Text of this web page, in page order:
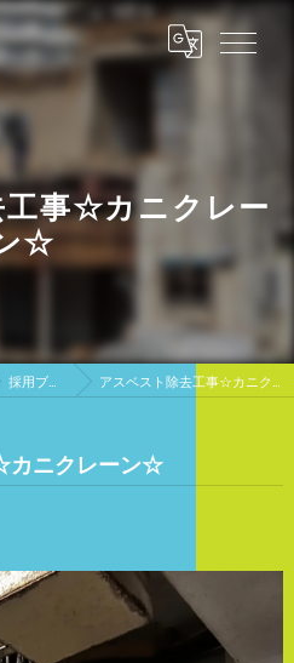
事☆カニクレー
☆
採用ブログ アスベスト除去工事☆カニクレーン☆
カニクレーン☆